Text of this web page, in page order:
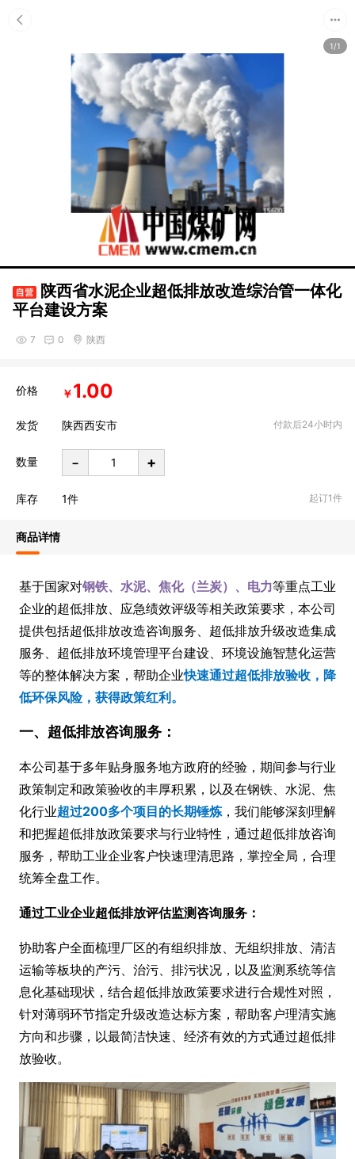
1/1
陕西省水泥企业超低排放改造综治管一体化
平台建设方案
7 0 陕西
价格 ￥1.00
发货 陕西西安市 付款后24小时内
数量 - +
库存 1件 起订1件
商品详情
基于国家对钢铁、水泥、焦化（兰炭）、电力等重点工业
企业的超低排放、应急绩效评级等相关政策要求，本公司
提供包括超低排放改造咨询服务、超低排放升级改造集成
服务、超低排放环境管理平台建设、环境设施智慧化运营
等的整体解决方案，帮助企业快速通过超低排放验收，降
低环保风险，获得政策红利。
一、超低排放咨询服务：
本公司基于多年贴身服务地方政府的经验，期间参与行业
政策制定和政策验收的丰厚积累，以及在钢铁、水泥、焦
化行业超过200多个项目的长期锤炼，我们能够深刻理解
和把握超低排放政策要求与行业特性，通过超低排放咨询
服务，帮助工业企业客户快速理清思路，掌控全局，合理
统筹全盘工作。
通过工业企业超低排放评估监测咨询服务：
协助客户全面梳理厂区的有组织排放、无组织排放、清洁
运输等板块的产污、治污、排污状况，以及监测系统等信
息化基础现状，结合超低排放政策要求进行合规性对照，
针对薄弱环节指定升级改造达标方案，帮助客户理清实施
方向和步骤，以最简洁快速、经济有效的方式通过超低排
放验收。